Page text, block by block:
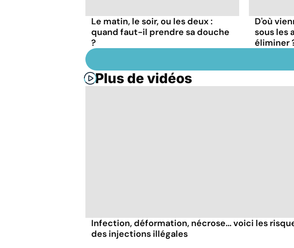
Le matin, le soir, ou les deux :
quand faut-il prendre sa douche
?
D'où
sous les
éliminer
Plus de vidéos
Infection, déformation, nécrose... voici les
des injections illégales